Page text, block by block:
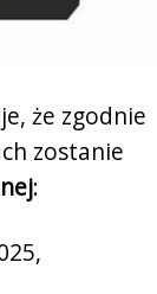
że zgodnie
zostanie
: